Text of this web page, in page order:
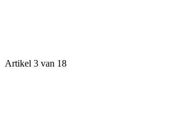
Artikel 3 van 18